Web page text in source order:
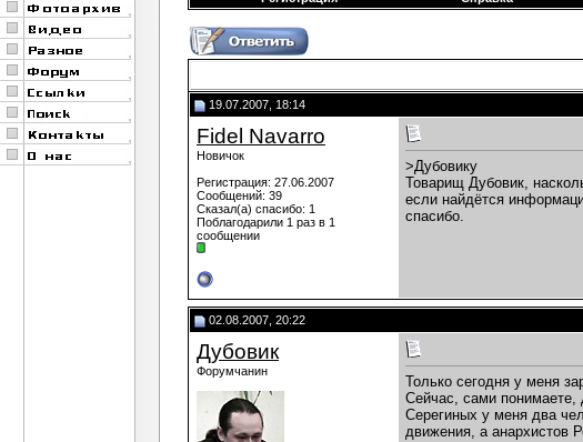
19.07.2007, 18:14
Fidel Navarro
Новичок
Регистрация: 27.06.2007
Сообщений: 39
Сказал(а) спасибо: 1
Поблагодарили 1 раз в 1
сообщении
>Дубовику
Товарищ Дубовик,
если найдётся
спасибо.
02.08.2007, 20:22
Дубовик
Форумчанин
Только сегодня у меня
Сейчас, сами
Серегиных у меня два
движения, а анархистов